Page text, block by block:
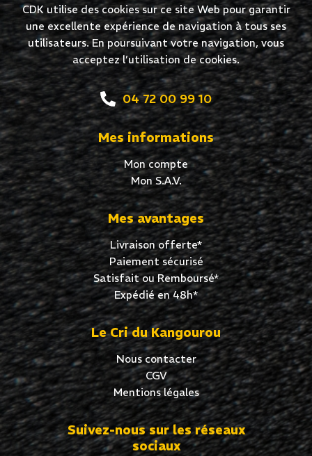
CDK utilise des cookies sur ce site Web pour garantir
une excellente expérience de navigation à tous ses
utilisateurs. En poursuivant votre navigation, vous
acceptez l’utilisation de cookies.
04 72 00 99 10
Mes informations
Mon compte
Mon S.A.V.
Mes avantages
Livraison offerte*
Paiement sécurisé
Satisfait ou Remboursé*
Expédié en 48h*
Le Cri du Kangourou
Nous contacter
CGV
Mentions légales
Suivez-nous sur les réseaux
sociaux